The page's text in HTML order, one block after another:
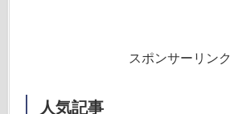
スポンサーリンク
人気記事